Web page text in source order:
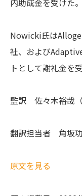
内助成金を受けた。
Nowicki氏は
社、および
トとして謝礼金を
監訳 佐々木裕哉（
翻訳担当者 角坂功
原文を見る